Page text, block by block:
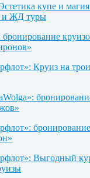
купе и
и ЖД туры
бронирование
Круиз на
Выгодный